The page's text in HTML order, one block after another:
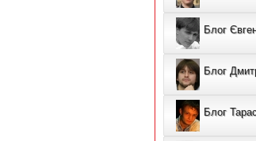
Блог
Блог
Блог